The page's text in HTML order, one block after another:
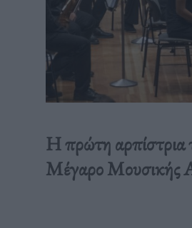
Η πρώτη αρπίστρια
Μέγαρο Μουσικής